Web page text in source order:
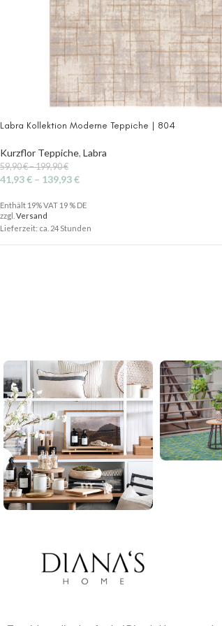
Labra Kollektion Moderne Teppiche | 804
Kurzflor Teppiche, Labra
59,90€–199,90€
41,93€ – 139,93€
Enthält 19% VAT 19 % DE
zzgl. Versand
Lieferzeit: ca. 24 Stunden